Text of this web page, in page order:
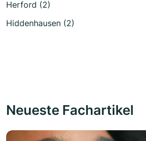
Herford (2)
Hiddenhausen (2)
Neueste Fachartikel